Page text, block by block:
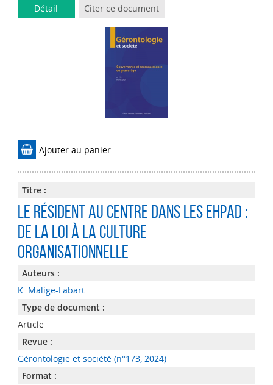
Détail Citer ce document
Ajouter au panier
Titre :
Le résident au centre dans les Ehpad :
de la loi à la culture
organisationnelle
Auteurs :
K. Malige-Labart
Type de document :
Article
Revue :
Gérontologie et société (n°173, 2024)
Format :